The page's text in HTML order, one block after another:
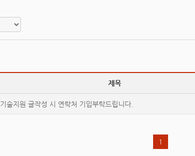
제목
기술지원 글작성 시 연락처 기입부탁드립니다.
1